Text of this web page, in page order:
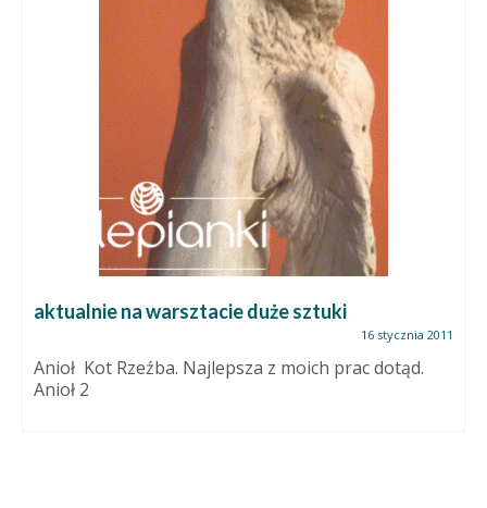
aktualnie na warsztacie duże sztuki
16 stycznia 2011
Anioł Kot Rzeźba. Najlepsza z moich prac dotąd.
Anioł 2